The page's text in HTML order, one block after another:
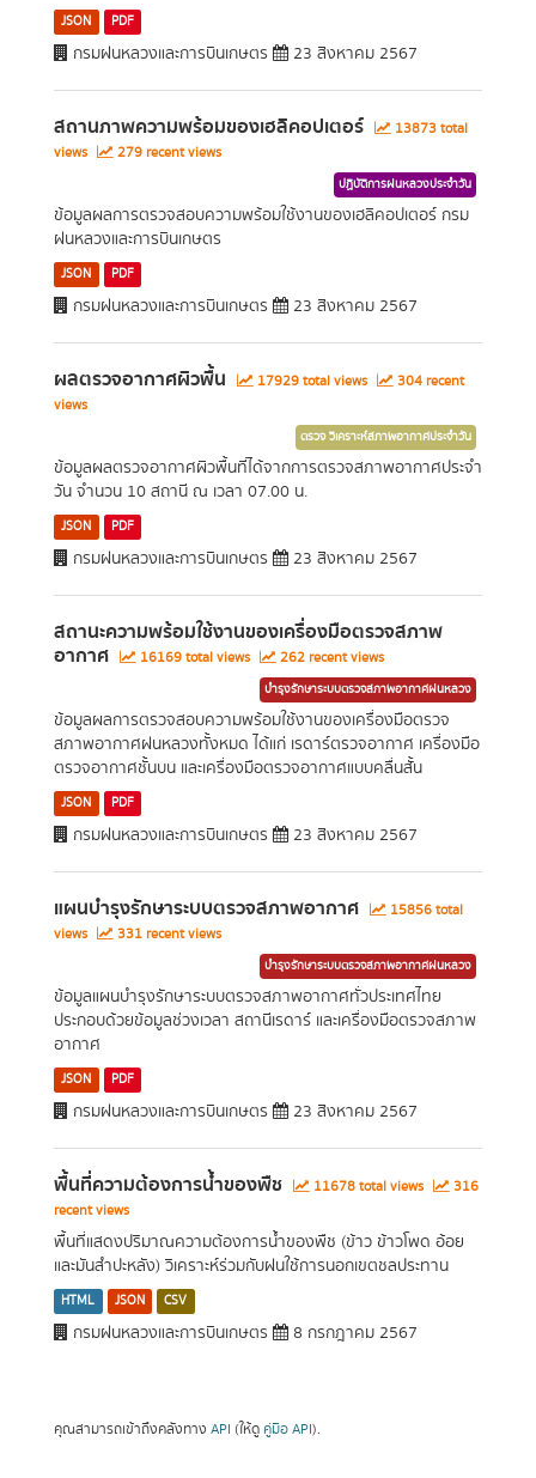
JSON PDF
กรมฝนหลวงและการบินเกษตร 23 สิงหาคม 2567
สถานภาพความพร้อมของเฮลิคอปเตอร์
13873 total
views
279 recent views
ปฏิบัติการฝนหลวงประจำวัน
ข้อมูลผลการตรวจสอบความพร้อมใช้งานของเฮลิคอปเตอร์ กรม
ฝนหลวงและการบินเกษตร
JSON PDF
กรมฝนหลวงและการบินเกษตร 23 สิงหาคม 2567
ผลตรวจอากาศผิวพื้น 17929 total views
304 recent
views
ตรวจ วิเคราะห์สภาพอากาศประจำวัน
ข้อมูลผลตรวจอากาศผิวพื้นที่ได้จากการตรวจสภาพอากาศประจำ
วัน จำนวน 10 สถานี ณ เวลา 07.00 น.
JSON PDF
กรมฝนหลวงและการบินเกษตร 23 สิงหาคม 2567
สถานะความพร้อมใช้งานของเครื่องมือตรวจสภาพ
อากาศ 16169 total views 262 recent views
บำรุงรักษาระบบตรวจสภาพอากาศฝนหลวง
ข้อมูลผลการตรวจสอบความพร้อมใช้งานของเครื่องมือตรวจ
สภาพอากาศฝนหลวงทั้งหมด ได้แก่ เรดาร์ตรวจอากาศ เครื่องมือ
ตรวจอากาศชั้นบน และเครื่องมือตรวจอากาศแบบคลื่นสั้น
JSON PDF
กรมฝนหลวงและการบินเกษตร 23 สิงหาคม 2567
แผนบำรุงรักษาระบบตรวจสภาพอากาศ
15856 total
views
331 recent views
บำรุงรักษาระบบตรวจสภาพอากาศฝนหลวง
ข้อมูลแผนบำรุงรักษาระบบตรวจสภาพอากาศทั่วประเทศไทย
ประกอบด้วยข้อมูลช่วงเวลา สถานีเรดาร์ และเครื่องมือตรวจสภาพ
อากาศ
JSON PDF
กรมฝนหลวงและการบินเกษตร 23 สิงหาคม 2567
พื้นที่ความต้องการน้ำของพืช 11678 total views
316
recent views
พื้นที่แสดงปริมาณความต้องการน้ำของพืช (ข้าว ข้าวโพด อ้อย
และมันสำปะหลัง) วิเคราะห์ร่วมกับฝนใช้การนอกเขตชลประทาน
HTML JSON CSV
กรมฝนหลวงและการบินเกษตร 8 กรกฎาคม 2567
คุณสามารถเข้าถึงคลังทาง API (ให้ดู คู่มือ API).